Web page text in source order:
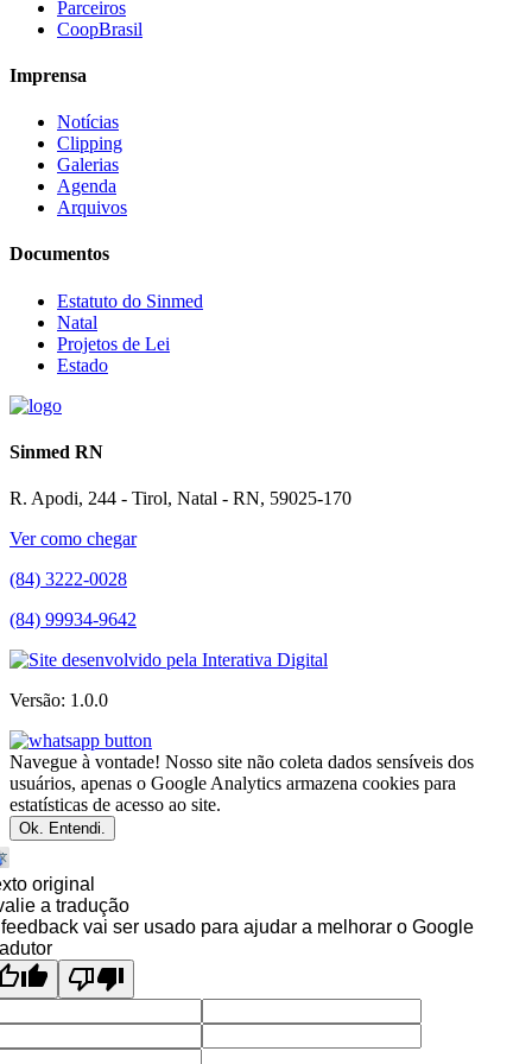
Parceiros
CoopBrasil
Imprensa
Notícias
Clipping
Galerias
Agenda
Arquivos
Documentos
Estatuto do Sinmed
Natal
Projetos de Lei
Estado
Sinmed RN
R. Apodi, 244 - Tirol, Natal - RN, 59025-170
Ver como chegar
(84) 3222-0028
(84) 99934-9642
Versão: 1.0.0
Navegue à vontade! Nosso site não coleta dados sensíveis dos
usuários, apenas o Google Analytics armazena cookies para
estatísticas de acesso ao site.
Ok. Entendi.
original
a tradução
vai ser usado para ajudar a melhorar o Google